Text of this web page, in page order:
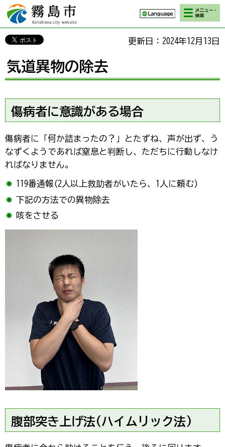
霧島市 Kirishima
city website
検索・メニ
ュー
更新日：2024年12月13日
気道異物の除去
傷病者に意識がある場合
傷病者に「何か詰まったの？」とたずね、声が出ず、う
なずくようであれば窒息と判断し、ただちに行動しなけ
ればなりません。
119番通報(2人以上救助者がいたら、1人に頼む)
下記の方法での異物除去
咳をさせる
腹部突き上げ法(ハイムリック法)